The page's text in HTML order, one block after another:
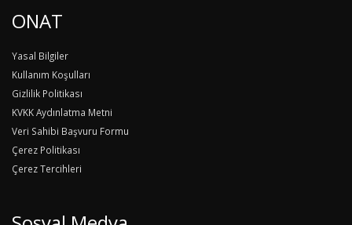
ONAT
Yasal Bilgiler
Kullanım Koşulları
Gizlilik Politikası
KVKK Aydınlatma Metni
Veri Sahibi Başvuru Formu
Çerez Politikası
Çerez Tercihleri